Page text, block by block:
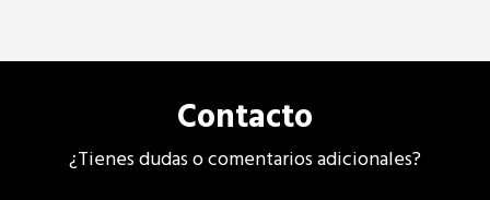
Contacto
¿Tienes dudas o comentarios adicionales?